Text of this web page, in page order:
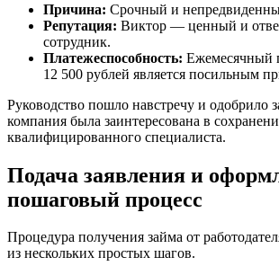
Причина: Срочный и
Репутация: Виктор — ценный и
сотрудник.
Платежеспособность: Ежемесячный
12 500 рублей является посильным
Руководство пошло навстречу и одобрило
компания была заинтересована в
квалифицированного специалиста.
Подача заявления и
пошаговый процесс
Процедура получения займа от
из нескольких простых шагов.